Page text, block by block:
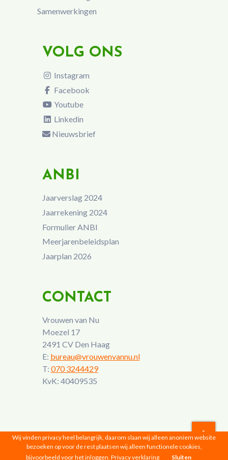
Samenwerkingen
VOLG ONS
Instagram
Facebook
Youtube
Linkedin
Nieuwsbrief
ANBI
Jaarverslag 2024
Jaarrekening 2024
Formulier ANBI
Meerjarenbeleidsplan
Jaarplan 2026
CONTACT
Vrouwen van Nu
Moezel 17
2491 CV Den Haag
E: bureau@vrouwenvannu.nl
T: 070 3244429
KvK: 40409535
Vrouwen van Nu © 2026 |Privacyverklaring
Wij vinden privacy heel belangrijk, daarom slaan wij alleen anoniem website
bezoeken op voor de rest plaatsen wij alleen functionele cookies,
bijvoorbeeld voor het inloggen. Privacy verklaring Sluiten